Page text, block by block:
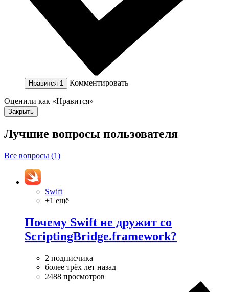
Нравится 1 Комментировать
Оценили как «Нравится»
Закрыть
Лучшие вопросы пользователя
Все вопросы (1)
Swift
+1 ещё
Почему Swift не дружит со
ScriptingBridge.framework?
2 подписчика
более трёх лет назад
2488 просмотров